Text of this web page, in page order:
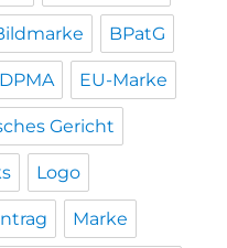
BPatG
DPMA EU-Marke
Gericht
Logo
Marke